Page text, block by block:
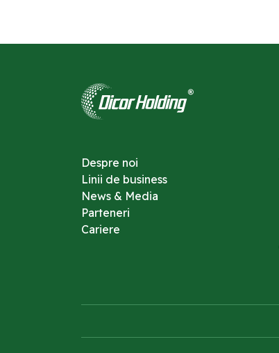
Despre noi
Linii de business
News & Media
Parteneri
Cariere